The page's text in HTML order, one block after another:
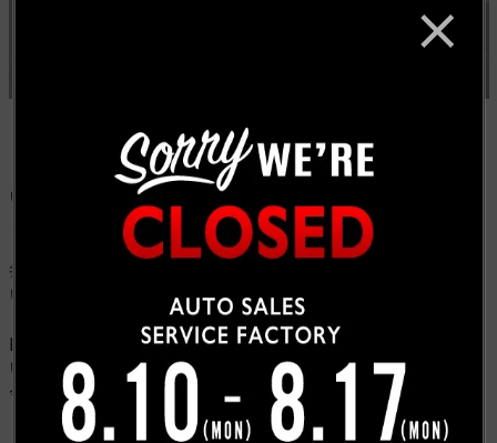
いつも通りお電話にて「この車両、在庫ありますか？」
とご連絡をいただき、そのまま即決でご用命くださいま
毎回、現車をご覧になることなく弊社を信頼してお任せ
いただき、誠に有難う御座います。
N社長様、いつも弊社をご用命いただき誠に有難う御座
います。
今後ともどうぞよろしくお願い申し上げます。